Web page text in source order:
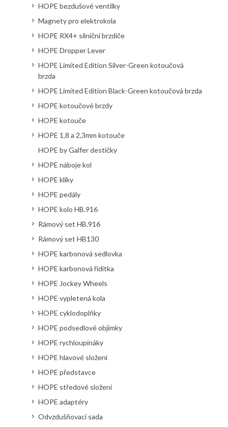
HOPE bezdušové ventilky
Magnety pro elektrokola
HOPE RX4+ silniční brzdiče
HOPE Dropper Lever
HOPE Limited Edition Silver-Green kotoučová
brzda
HOPE Limited Edition Black-Green kotoučová brzda
HOPE kotoučové brzdy
HOPE kotouče
HOPE 1,8 a 2,3mm kotouče
HOPE by Galfer destičky
HOPE náboje kol
HOPE kliky
HOPE pedály
HOPE kolo HB.916
Rámový set HB.916
Rámový set HB130
HOPE karbonová sedlovka
HOPE karbonová řídítka
HOPE Jockey Wheels
HOPE vypletená kola
HOPE cyklodoplňky
HOPE podsedlové objímky
HOPE rychloupínáky
HOPE hlavové složení
HOPE představce
HOPE středové složení
HOPE adaptéry
Odvzdušňovací sada